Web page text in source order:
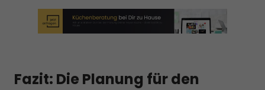
Fazit: Die Planung für den